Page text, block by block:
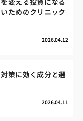
変える投資になる
ためのクリニック
2026.04.12
策に効く成分と選
2026.04.11